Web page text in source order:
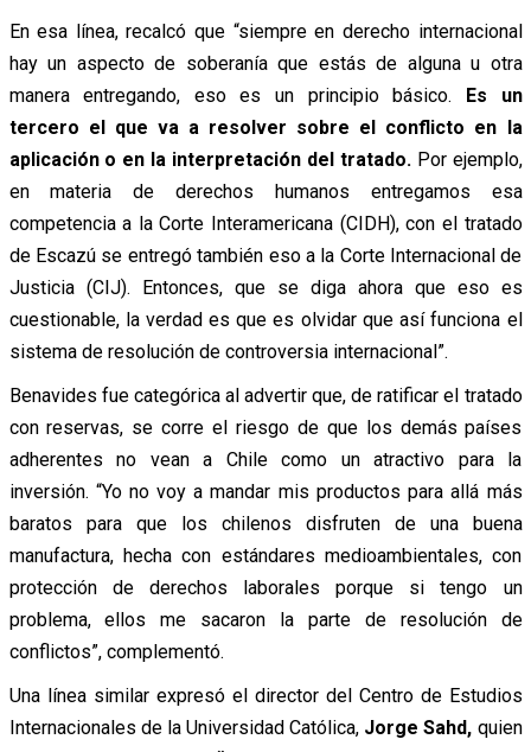
En esa línea, recalcó que “siempre en derecho internacional
hay un aspecto de soberanía que estás de alguna u otra
manera entregando, eso es un principio básico. Es un
tercero el que va a resolver sobre el conflicto en la
aplicación o en la interpretación del tratado. Por ejemplo,
en materia de derechos humanos entregamos esa
competencia a la Corte Interamericana (CIDH), con el tratado
de Escazú se entregó también eso a la Corte Internacional de
Justicia (CIJ). Entonces, que se diga ahora que eso es
cuestionable, la verdad es que es olvidar que así funciona el
sistema de resolución de controversia internacional”.
Benavides fue categórica al advertir que, de ratificar el tratado
con reservas, se corre el riesgo de que los demás países
adherentes no vean a Chile como un atractivo para la
inversión. “Yo no voy a mandar mis productos para allá más
baratos para que los chilenos disfruten de una buena
manufactura, hecha con estándares medioambientales, con
protección de derechos laborales porque si tengo un
problema, ellos me sacaron la parte de resolución de
conflictos”, complementó.
Una línea similar expresó el director del Centro de Estudios
Internacionales de la Universidad Católica, Jorge Sahd, quien